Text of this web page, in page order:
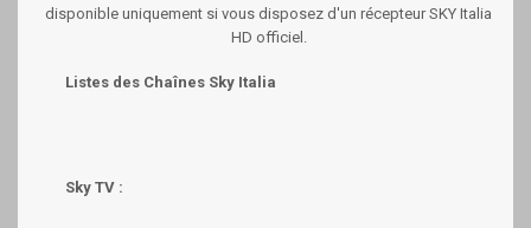
disponible uniquement si vous disposez d'un récepteur SKY Italia
HD officiel.
Listes des Chaînes Sky Italia
Sky TV :